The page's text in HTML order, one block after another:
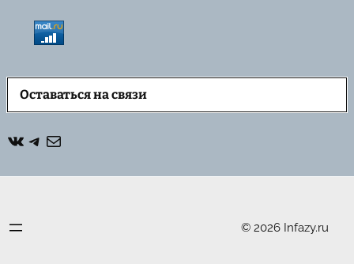
Оставаться на связи
ВКонтакте Telegram Почта
© 2026 Infazy.ru